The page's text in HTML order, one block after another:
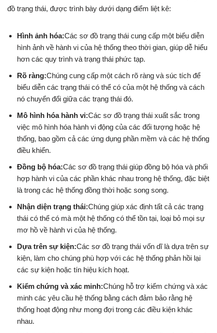
đồ trạng thái, được trình bày dưới dạng điểm liệt kê:
Hình ảnh hóa:Các sơ đồ trạng thái cung cấp một biểu diễn
hình ảnh về hành vi của hệ thống theo thời gian, giúp dễ hiểu
hơn các quy trình và trạng thái phức tạp.
Rõ ràng:Chúng cung cấp một cách rõ ràng và súc tích để
biểu diễn các trạng thái có thể có của một hệ thống và cách
nó chuyển đổi giữa các trạng thái đó.
Mô hình hóa hành vi:Các sơ đồ trạng thái xuất sắc trong
việc mô hình hóa hành vi động của các đối tượng hoặc hệ
thống, bao gồm cả các ứng dụng phần mềm và các hệ thống
điều khiển.
Đồng bộ hóa:Các sơ đồ trạng thái giúp đồng bộ hóa và phối
hợp hành vi của các phần khác nhau trong hệ thống, đặc biệt
là trong các hệ thống đồng thời hoặc song song.
Nhận diện trạng thái:Chúng giúp xác định tất cả các trạng
thái có thể có mà một hệ thống có thể tồn tại, loại bỏ mọi sự
mơ hồ về hành vi của hệ thống.
Dựa trên sự kiện:Các sơ đồ trạng thái vốn dĩ là dựa trên sự
kiện, làm cho chúng phù hợp với các hệ thống phản hồi lại
các sự kiện hoặc tín hiệu kích hoạt.
Kiểm chứng và xác minh:Chúng hỗ trợ kiểm chứng và xác
minh các yêu cầu hệ thống bằng cách đảm bảo rằng hệ
thống hoạt động như mong đợi trong các điều kiện khác
nhau.